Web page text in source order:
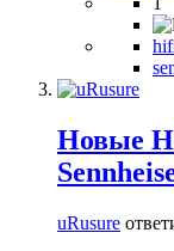
Новые
uRusure